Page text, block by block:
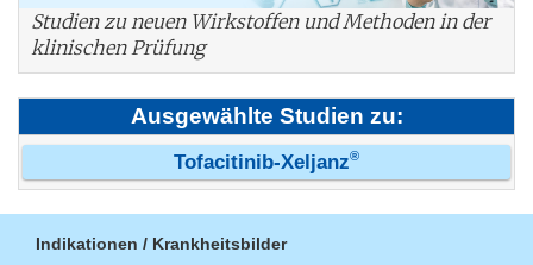
Studien zu neuen Wirkstoffen und Methoden in der
klinischen Prüfung
Ausgewählte Studien zu:
Tofacitinib-Xeljanz®
Indikationen / Krankheitsbilder